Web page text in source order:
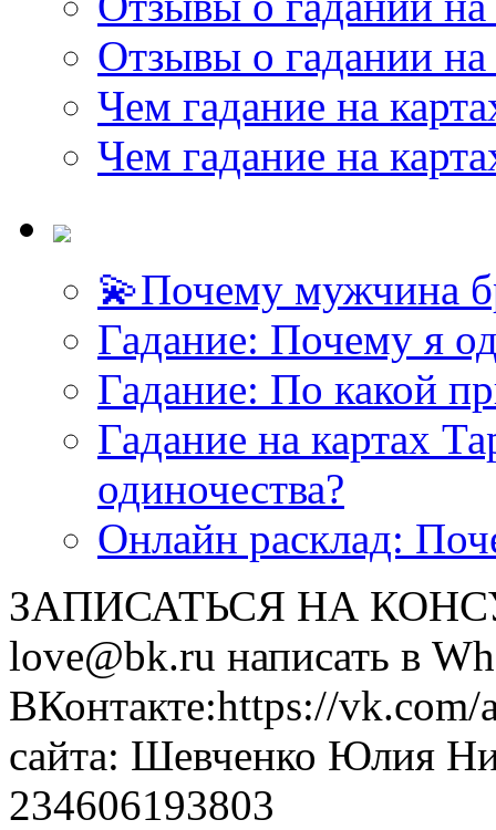
Отзывы о гадании на
Чем гадание на
Чем гадание на
💫Почему мужчина
Гадание: Почему я
Гадание: По какой
Гадание на картах
одиночества?
Онлайн расклад:
ЗАПИСАТЬСЯ НА
love@bk.ru написать в
ВКонтакте:https://
сайта: Шевченко Юлия
234606193803